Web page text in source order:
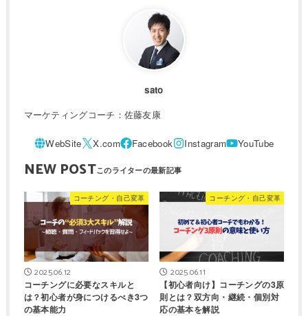
sato
マーケティングコーチ：佐藤友康
NEW POST
コーチング・自己変革
2025.06.12
コーチングに必要なスキルと
は？初心者が身につけるべき3つ
の基本能力
コーチング・自己変革
2025.06.11
【初心者向け】コーチングの3原
則とは？双方向・継続・個別対
応の基本を解説